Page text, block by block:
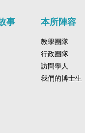
事 本所陣容
教學團隊
行政團隊
訪問學人
我們的博士生